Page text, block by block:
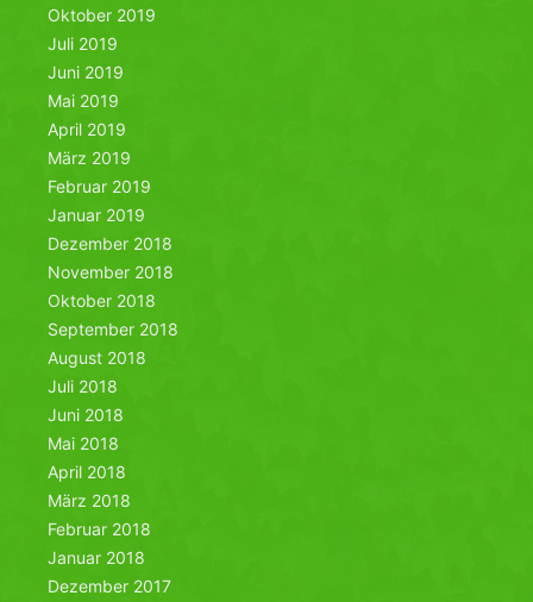
Oktober 2019
Juli 2019
Juni 2019
Mai 2019
April 2019
März 2019
Februar 2019
Januar 2019
Dezember 2018
November 2018
Oktober 2018
September 2018
August 2018
Juli 2018
Juni 2018
Mai 2018
April 2018
März 2018
Februar 2018
Januar 2018
Dezember 2017